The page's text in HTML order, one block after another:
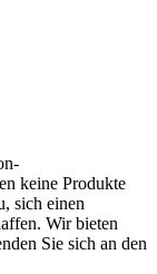
keine Produkte
sich einen
Wir bieten
Sie sich an den